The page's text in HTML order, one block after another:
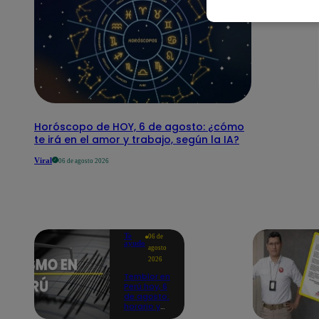
Horóscopo de HOY, 6 de agosto: ¿cómo
te irá en el amor y trabajo, según la IA?
Viral 06 de agosto 2026
Te
ayudo
06 de
agosto
2026
Temblor en
Perú hoy, 6
de agosto:
horario y